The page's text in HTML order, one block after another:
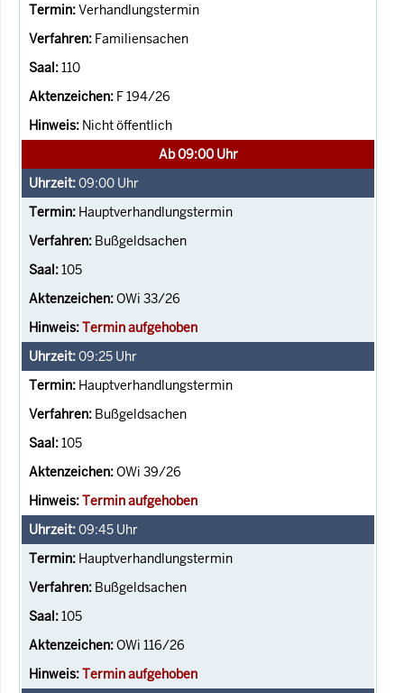
Verhandlungstermin
Familiensachen
110
F 194/26
Nicht öffentlich
Ab 09:00 Uhr
09:00 Uhr
Hauptverhandlungstermin
Bußgeldsachen
105
OWi 33/26
Termin aufgehoben
09:25 Uhr
Hauptverhandlungstermin
Bußgeldsachen
105
OWi 39/26
Termin aufgehoben
09:45 Uhr
Hauptverhandlungstermin
Bußgeldsachen
105
OWi 116/26
Termin aufgehoben